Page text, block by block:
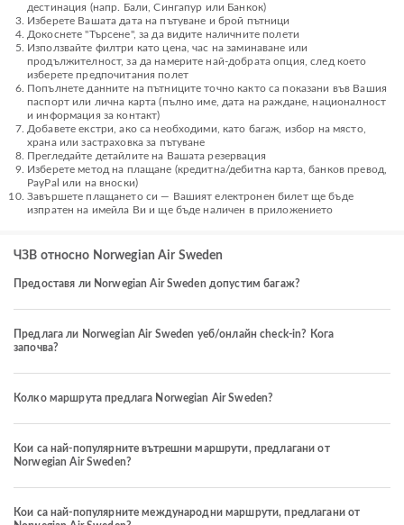
дестинация (напр. Бали, Сингапур или Банкок)
Изберете Вашата дата на пътуване и брой пътници
Докоснете "Търсене", за да видите наличните полети
Използвайте филтри като цена, час на заминаване или
продължителност, за да намерите най-добрата опция, след което
изберете предпочитания полет
Попълнете данните на пътниците точно както са показани във Вашия
паспорт или лична карта (пълно име, дата на раждане, националност
и информация за контакт)
Добавете екстри, ако са необходими, като багаж, избор на място,
храна или застраховка за пътуване
Прегледайте детайлите на Вашата резервация
Изберете метод на плащане (кредитна/дебитна карта, банков превод,
PayPal или на вноски)
Завършете плащането си — Вашият електронен билет ще бъде
изпратен на имейла Ви и ще бъде наличен в приложението
ЧЗВ относно Norwegian Air Sweden
Предоставя ли Norwegian Air Sweden допустим багаж?
Предлага ли Norwegian Air Sweden уеб/онлайн check-in? Кога
започва?
Колко маршрута предлага Norwegian Air Sweden?
Кои са най-популярните вътрешни маршрути, предлагани от
Norwegian Air Sweden?
Кои са най-популярните международни маршрути, предлагани от